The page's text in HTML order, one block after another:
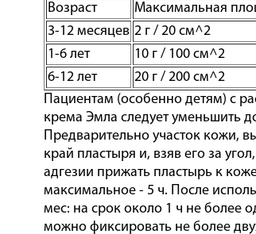
Возраст
Максимальная
3-12 месяцев 2 г / 20 см^2
1-6 лет
10 г / 100 см^2
6-12 лет
20 г / 200 см^2
Пациентам (особенно детям) с
крема Эмла следует уменьшить
Предварительно участок кожи,
край пластыря и, взяв его за
адгезии прижать пластырь к
максимальное - 5 ч. После
мес: на срок около 1 ч не более
можно фиксировать не более